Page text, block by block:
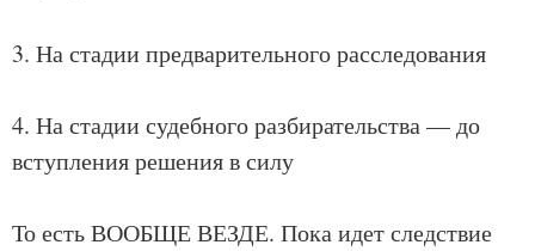
3. На стадии предварительного расследования
4. На стадии судебного разбирательства — до
вступления решения в силу
То есть ВООБЩЕ ВЕЗДЕ. Пока идет следствие